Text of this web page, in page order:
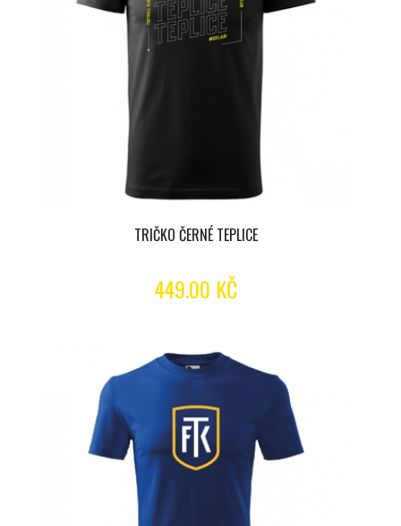
TRIČKO ČERNÉ TEPLICE
449.00 KČ